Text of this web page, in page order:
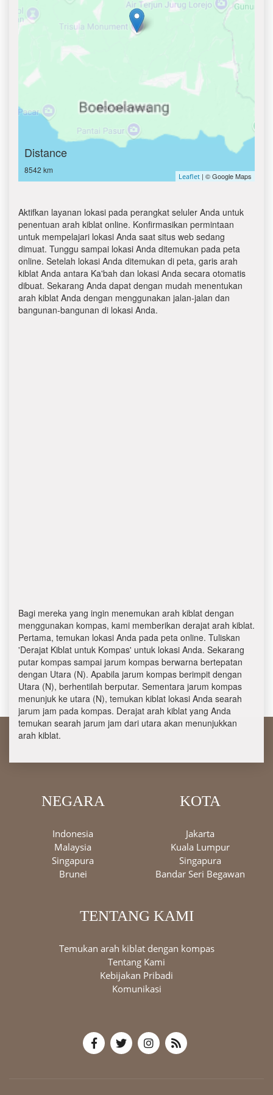
Distance
8542 km
Leaflet | © Google Maps
Aktifkan layanan lokasi pada perangkat seluler Anda untuk
penentuan arah kiblat online. Konfirmasikan permintaan
untuk mempelajari lokasi Anda saat situs web sedang
dimuat. Tunggu sampai lokasi Anda ditemukan pada peta
online. Setelah lokasi Anda ditemukan di peta, garis arah
kiblat Anda antara Ka'bah dan lokasi Anda secara otomatis
dibuat. Sekarang Anda dapat dengan mudah menentukan
arah kiblat Anda dengan menggunakan jalan-jalan dan
bangunan-bangunan di lokasi Anda.
Bagi mereka yang ingin menemukan arah kiblat dengan
menggunakan kompas, kami memberikan derajat arah kiblat.
Pertama, temukan lokasi Anda pada peta online. Tuliskan
'Derajat Kiblat untuk Kompas' untuk lokasi Anda. Sekarang
putar kompas sampai jarum kompas berwarna bertepatan
dengan Utara (N). Apabila jarum kompas berimpit dengan
Utara (N), berhentilah berputar. Sementara jarum kompas
menunjuk ke utara (N), temukan kiblat lokasi Anda searah
jarum jam pada kompas. Derajat arah kiblat yang Anda
temukan searah jarum jam dari utara akan menunjukkan
arah kiblat.
NEGARA
Indonesia
Malaysia
Singapura
Brunei
KOTA
Jakarta
Kuala Lumpur
Singapura
Bandar Seri Begawan
TENTANG KAMI
Temukan arah kiblat dengan kompas
Tentang Kami
Kebijakan Pribadi
Komunikasi